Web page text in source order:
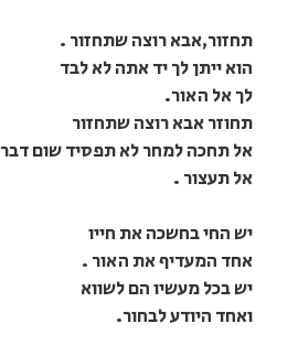
תחזור,אבא רוצה שתחזור .
הוא ייתן לך יד אתה לא לבד
לך אל האור.
תחוזר אבא רוצה שתחזור
אל תחכה למחר לא תפסיד שום דבר
אל תעצור .
יש החי בחשכה את חייו
אחד המעדיף את האור .
יש בכל מעשיו הם לשווא
ואחד היודע לבחור.